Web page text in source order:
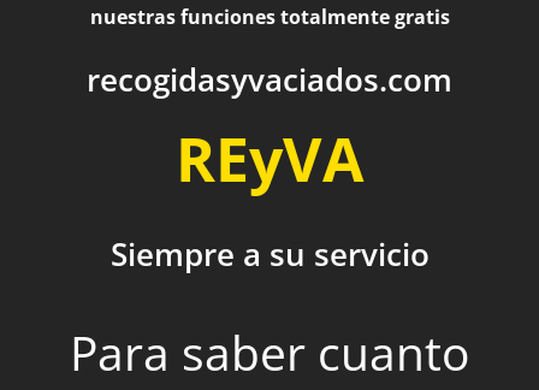
nuestras funciones totalmente gratis
recogidasyvaciados.com
REyVA
Siempre a su servicio
Para saber cuanto